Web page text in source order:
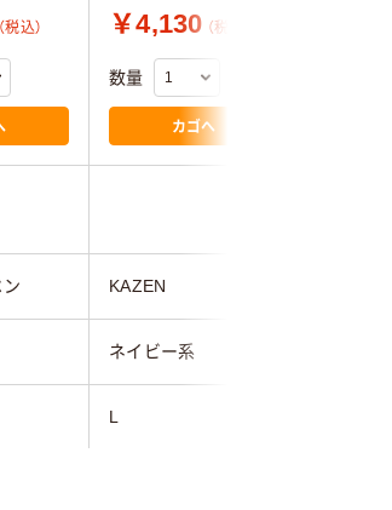
（税込） ￥4,130 （税込）
数量
カゴへ
KAZEN
ネイビー系
L